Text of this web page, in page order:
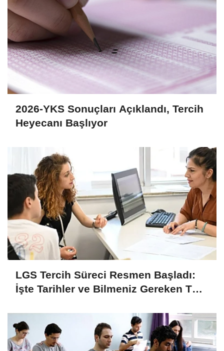
2026-YKS Sonuçları Açıklandı, Tercih
Heyecanı Başlıyor
LGS Tercih Süreci Resmen Başladı:
İşte Tarihler ve Bilmeniz Gereken Tüm